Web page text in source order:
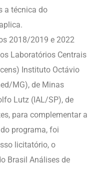
a técnica do
2018/2019 e 2022
Laboratórios Centrais
Instituto Octávio
MG), de Minas
Lutz (IAL/SP), de
para complementar a
programa, foi
licitatório, o
Brasil Análises de